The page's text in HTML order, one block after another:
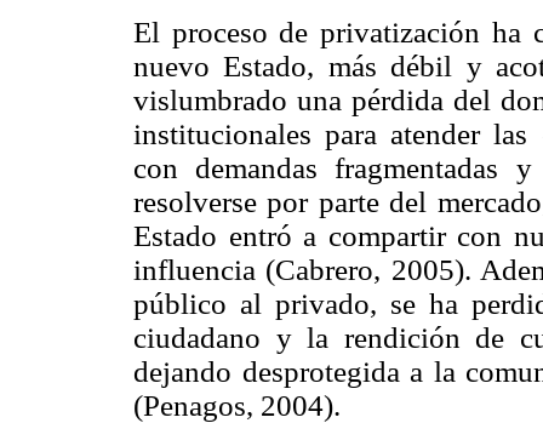
El proceso de privatización ha
nuevo Estado, más débil y
vislumbrado una pérdida del
institucionales para atender
con demandas fragmentadas
resolverse por parte del
Estado entró a compartir con
influencia (Cabrero, 2005).
público al privado, se ha
ciudadano y la rendición de
dejando desprotegida a la
(Penagos, 2004).